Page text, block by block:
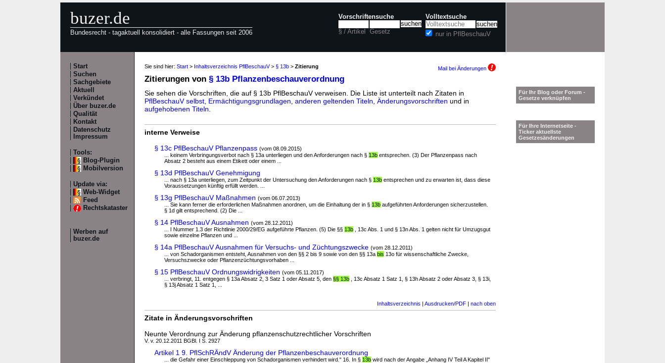
buzer.de
Bundesrecht - tagaktuell konsolidiert - alle Fassungen seit 2006
Vorschriftensuche
§ / Artikel Gesetz
Volltextsuche
nur in PflBeschauV
Start
Suchen
Sachgebiete
Aktuell
Verkündet
Über buzer.de
Qualität
Kontakt
Datenschutz
Impressum
Tools:
Blog-Plugin
Mobilversion
Update via:
Web-Widget
Feed
Rechtskataster
Werben auf
buzer.de
Sie sind hier: Start > Inhaltsverzeichnis PflBeschauV> § 13b > Zitierung Mail bei Änderungen
Zitierungen von § 13b Pflanzenbeschauverordnung
Sie sehen die Vorschriften, die auf § 13b PflBeschauV verweisen. Die Liste ist unterteilt nach Zitaten in
PflBeschauV selbst Ermächtigungsgrundlagen anderen geltenden Titeln Änderungsvorschriften und in
aufgehobenen Titeln
interne Verweise
§ 13c PflBeschauV Pflanzenpass (vom 08.09.2015)
... keinem Verbringungsverbot nach § 13a unterliegen und den Anforderungen nach § 13b entsprechen. (3) Der Pflanzenpass nach
Absatz 2 besteht aus einem Etikett oder einem ...
§ 13d PflBeschauV Genehmigung
... nach § 13a unterliegen, zum Zeitpunkt der Untersuchung den Anforderungen nach § 13b entsprechen und zu erwarten ist, dass diese
Voraussetzungen künftig erfüllt werden. ...
§ 13g PflBeschauV Maßnahmen (vom 06.07.2013)
... Sie kann ferner die erforderlichen Maßnahmen anordnen, um die Einhaltung der in § 13b aufgeführten Anforderungen sicherzustellen.
§ 1d gilt entsprechend. (2) Die ...
§ 14 PflBeschauV Ausnahmen (vom 28.12.2011)
... I Nummer 1.3 der Richtlinie 2000/29/EG aufgeführte Pflanzen. (5) Die §§ 13b , 13c Abs. 1 und § 13n Abs. 1 gelten nicht für Umzugsgut
sowie einzelne Pflanzen und ...
§ 14a PflBeschauV Ausnahmen für Versuchs- und Züchtungszwecke (vom 28.12.2011)
... von Schadorganismen entsteht, Ausnahmen von den §§ 2 bis 9 sowie von den §§ 13a bis 13o für wissenschaftliche Zwecke,
Versuchszwecke oder Pflanzenzüchtungsvorhaben ...
§ 15 PflBeschauV Ordnungswidrigkeiten (vom 05.11.2017)
... verbringt, 11. entgegen § 13a Absatz 2, 3 Satz 1 oder Absatz 5, den §§ 13b , 13c Absatz 1 Satz 1, § 13h Absatz 2 oder Absatz 3, § 13i,
§ 13j Absatz 1 Satz 1, ...
Inhaltsverzeichnis | Ausdrucken/PDF | nach oben
Zitate in Änderungsvorschriften
Neunte Verordnung zur Änderung pflanzenschutzrechtlicher Vorschriften
V. v. 20.12.2011 BGBl. I S. 2927
Artikel 1 9. PflSchRÄndV Änderung der Pflanzenbeschauverordnung
... die Gefahr einer Einschleppung von Schadorganismen verhindert wird." 16. In § 13b wird nach der Angabe „Anhang IV Teil A Kapitel II"
Für Ihr Blog oder Forum -
Gesetze verknüpfen
Für Ihre Internetseite -
Ticker aktuellste
Gesetzesänderungen